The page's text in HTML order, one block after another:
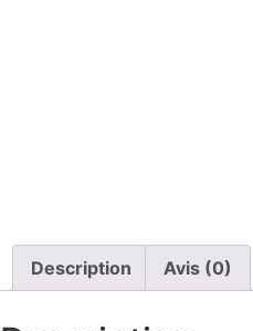
Description Avis (0)